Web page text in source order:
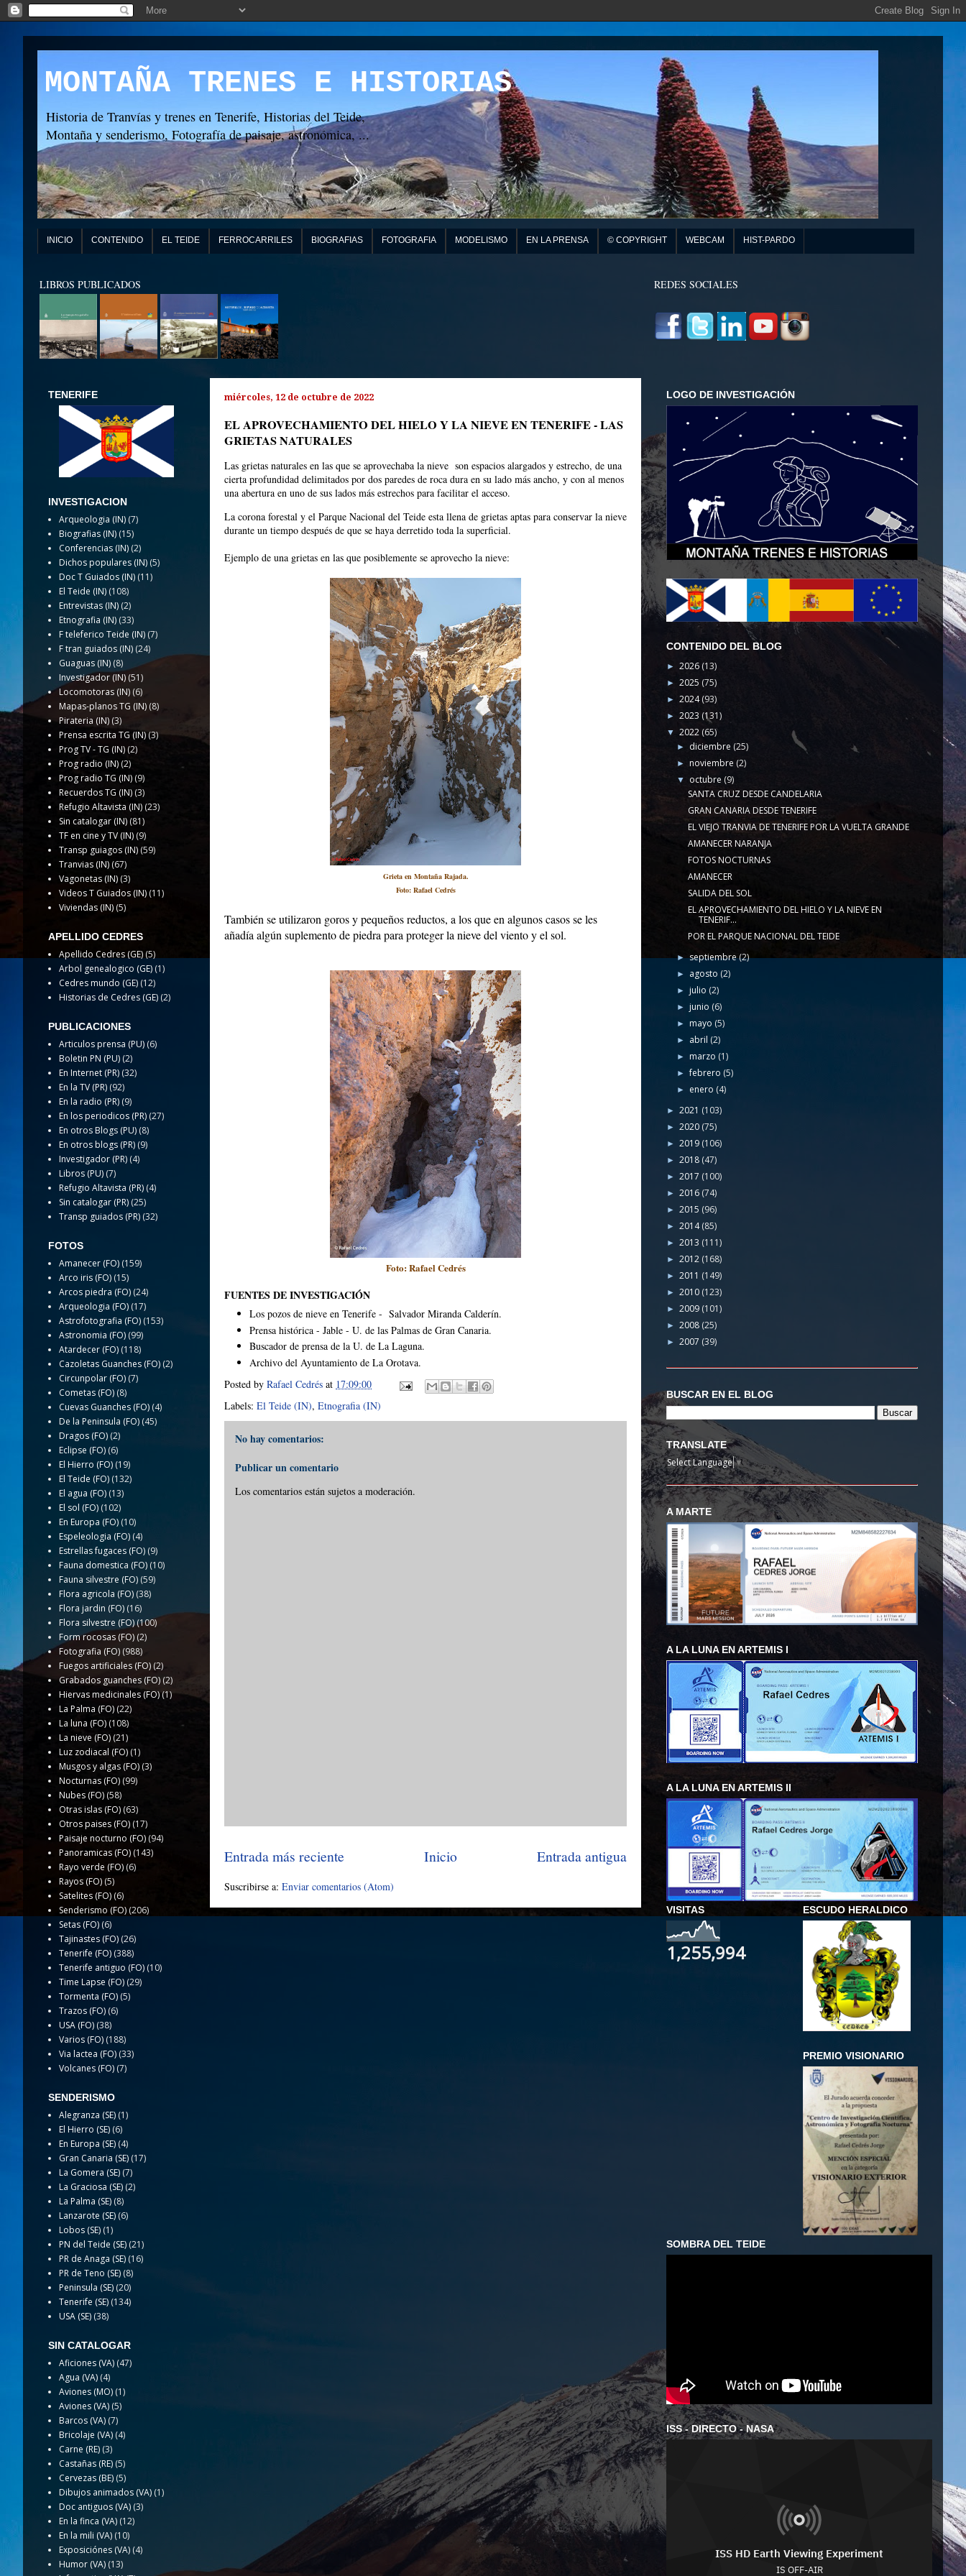
MONTAÑA TRENES E HISTORIAS
Historia de Tranvías y trenes en Tenerife, Historias del Teide,
Montaña y senderismo, Fotografía de paisaje, astronómica, ...
INICIO CONTENIDO EL TEIDE FERROCARRILES BIOGRAFIAS FOTOGRAFIA MODELISMO EN LA PRENSA © COPYRIGHT WEBCAM HIST-PARDO
LIBROS PUBLICADOS REDES SOCIALES
miércoles, 12 de octubre de 2022
EL APROVECHAMIENTO DEL HIELO Y LA NIEVE EN TENERIFE - LAS
GRIETAS NATURALES
Las grietas naturales en las que se aprovechaba la nieve son espacios alargados y estrecho, de una
cierta profundidad delimitados por dos paredes de roca dura en su lado más ancho, y con al menos
una abertura en uno de sus lados más estrechos para facilitar el acceso.
La corona forestal y el Parque Nacional del Teide esta llena de grietas aptas para conservar la nieve
durante un tiempo después de que se haya derretido toda la superficial.
Ejemplo de una grietas en las que posiblemente se aprovecho la nieve:
Grieta en Montaña Rajada.
Foto: Rafael Cedrés
También se utilizaron goros y pequeños reductos, a los que en algunos casos se les
añadía algún suplemento de piedra para proteger la nieve del viento y el sol.
Foto: Rafael Cedrés
FUENTES DE INVESTIGACIÓN
Los pozos de nieve en Tenerife - Salvador Miranda Calderín.
Prensa histórica - Jable - U. de las Palmas de Gran Canaria.
Buscador de prensa de la U. de La Laguna.
Archivo del Ayuntamiento de La Orotava.
Posted by Rafael Cedrés at 17:09:00
Labels: El Teide (IN), Etnografia (IN)
No hay comentarios:
Publicar un comentario
Los comentarios están sujetos a moderación.
Entrada más reciente Entrada antigua
Inicio
Suscribirse a: Enviar comentarios (Atom)
TENERIFE
INVESTIGACION
Arqueologia (IN) (7)
Biografias (IN) (15)
Conferencias (IN) (2)
Dichos populares (IN) (5)
Doc T Guiados (IN) (11)
El Teide (IN) (108)
Entrevistas (IN) (2)
Etnografia (IN) (33)
F teleferico Teide (IN) (7)
F tran guiados (IN) (24)
Guaguas (IN) (8)
Investigador (IN) (51)
Locomotoras (IN) (6)
Mapas-planos TG (IN) (8)
Pirateria (IN) (3)
Prensa escrita TG (IN)(3)
Prog TV - TG (IN) (2)
Prog radio (IN) (2)
Prog radio TG (IN) (9)
Recuerdos TG (IN) (3)
Refugio Altavista (IN) (23)
Sin catalogar (IN) (81)
TF en cine y TV (IN) (9)
Transp guiagos (IN)(59)
Tranvias (IN) (67)
Vagonetas (IN) (3)
Videos T Guiados (IN) (11)
Viviendas (IN) (5)
APELLIDO CEDRES
Apellido Cedres (GE) (5)
Arbol genealogico (GE) (1)
Cedres mundo (GE) (12)
Historias de Cedres (GE) (2)
PUBLICACIONES
Articulos prensa (PU) (6)
Boletin PN (PU) (2)
En Internet (PR) (32)
En la TV (PR) (92)
En la radio (PR) (9)
En los periodicos (PR) (27)
En otros Blogs (PU) (8)
En otros blogs (PR) (9)
Investigador (PR) (4)
Libros (PU) (7)
Refugio Altavista (PR) (4)
Sin catalogar (PR) (25)
Transp guiados (PR) (32)
FOTOS
Amanecer (FO) (159)
Arco iris (FO) (15)
Arcos piedra (FO) (24)
Arqueologia (FO) (17)
Astrofotografia (FO) (153)
Astronomia (FO) (99)
Atardecer (FO) (118)
Cazoletas Guanches (FO) (2)
Circunpolar (FO) (7)
Cometas (FO) (8)
Cuevas Guanches (FO) (4)
De la Peninsula (FO) (45)
Dragos (FO) (2)
Eclipse (FO) (6)
El Hierro (FO) (19)
El Teide (FO) (132)
El agua (FO) (13)
El sol (FO) (102)
En Europa (FO) (10)
Espeleologia (FO) (4)
Estrellas fugaces (FO) (9)
Fauna domestica (FO) (10)
Fauna silvestre (FO) (59)
Flora agricola (FO) (38)
Flora jardin (FO) (16)
Flora silvestre (FO)(100)
Form rocosas (FO) (2)
Fotografia (FO) (988)
Fuegos artificiales (FO) (2)
Grabados guanches (FO) (2)
Hiervas medicinales (FO)(1)
La Palma (FO) (22)
La luna (FO) (108)
La nieve (FO) (21)
Luz zodiacal (FO) (1)
Musgos y algas (FO) (3)
Nocturnas (FO) (99)
Nubes (FO) (58)
Otras islas (FO) (63)
Otros paises (FO) (17)
Paisaje nocturno (FO) (94)
Panoramicas (FO) (143)
Rayo verde (FO) (6)
Rayos (FO) (5)
Satelites (FO) (6)
Senderismo (FO) (206)
Setas (FO) (6)
Tajinastes (FO) (26)
Tenerife (FO) (388)
Tenerife antiguo (FO) (10)
Time Lapse (FO) (29)
Tormenta (FO) (5)
Trazos (FO) (6)
USA (FO) (38)
Varios (FO) (188)
Via lactea (FO) (33)
Volcanes (FO) (7)
SENDERISMO
Alegranza (SE) (1)
El Hierro (SE) (6)
En Europa (SE) (4)
Gran Canaria (SE) (17)
La Gomera (SE) (7)
La Graciosa (SE) (2)
La Palma (SE) (8)
Lanzarote (SE) (6)
Lobos (SE) (1)
PN del Teide (SE) (21)
PR de Anaga (SE) (16)
PR de Teno (SE) (8)
Peninsula (SE) (20)
Tenerife (SE) (134)
USA (SE) (38)
SIN CATALOGAR
Aficiones (VA) (47)
Agua (VA) (4)
Aviones (MO) (1)
Aviones (VA) (5)
Barcos (VA) (7)
Bricolaje (VA) (4)
Carne (RE) (3)
Castañas (RE) (5)
Cervezas (BE) (5)
Dibujos animados (VA) (1)
Doc antiguos (VA) (3)
En la finca (VA) (12)
En la mili (VA) (10)
Exposiciónes (VA) (4)
Humor (VA) (13)
LOGO DE INVESTIGACIÓN
CONTENIDO DEL BLOG
► 2026(13)
► 2025 (75)
► 2024(93)
► 2023 (131)
▼ 2022 (65)
► diciembre (25)
►noviembre(2)
▼ octubre (9)
SANTA CRUZ DESDE CANDELARIA
GRAN CANARIA DESDE TENERIFE
EL VIEJO TRANVIA DE TENERIFE POR LA VUELTA GRANDE
AMANECER NARANJA
FOTOS NOCTURNAS
AMANECER
SALIDA DEL SOL
EL APROVECHAMIENTO DEL HIELO Y LA NIEVE EN
TENERIF...
POR EL PARQUE NACIONAL DEL TEIDE
►septiembre(2)
► agosto (2)
►julio (2)
►junio (6)
►mayo (5)
► abril (2)
►marzo (1)
►febrero (5)
► enero (4)
► 2021 (103)
► 2020 (75)
► 2019 (106)
► 2018 (47)
► 2017 (100)
► 2016 (74)
► 2015 (96)
► 2014(85)
► 2013 (111)
► 2012 (168)
► 2011 (149)
► 2010 (123)
► 2009 (101)
► 2008 (25)
► 2007 (39)
BUSCAR EN EL BLOG
TRANSLATE
Select Language▼
A MARTE
A LA LUNA EN ARTEMIS I
A LA LUNA EN ARTEMIS II
VISITAS
1,255,994
ESCUDO HERALDICO
PREMIO VISIONARIO
SOMBRA DEL TEIDE
ISS - DIRECTO - NASA